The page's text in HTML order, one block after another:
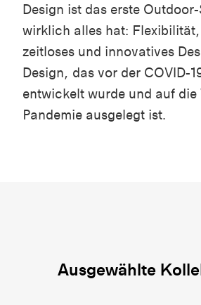
Design ist das erste
wirklich alles hat:
zeitloses und innovatives
Design, das vor der COVID-
entwickelt wurde und auf die
Pandemie ausgelegt ist.
Ausgewählte